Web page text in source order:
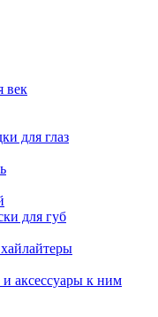
век
для глаз
для губ
аксессуары к ним